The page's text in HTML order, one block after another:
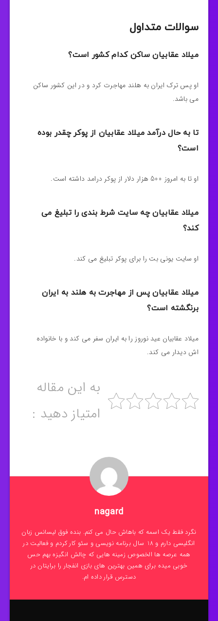
سوالات متداول
میلاد عقابیان ساکن کدام کشور است؟
او پس ترک ایران به هلند مهاجرت کرد و در این کشور ساکن
می باشد.
تا به حال درآمد میلاد عقابیان از پوکر چقدر بوده
است؟
او تا به امروز 500 هزار دلار از پوکر درامد داشته است.
میلاد عقابیان چه سایت شرط بندی را تبلیغ می
کند؟
او سایت یونی بت را برای پوکر تبلیغ می کند.
میلاد عقابیان پس از مهاجرت به هلند به ایران
برنگشته است؟
میلاد عقابیان عید نوروز را به ایران سفر می کند و با خانواده
اش دیدار می کند.
به این مقاله
امتیاز دهید :
nagard
نگرد فقط یک اسمه که باهاش حال می کنم. بنده فوق لیسانس زبان
انگلیسی دارم و 18 سال برنامه نویسی و سئو کار کردم و فعالیت در
همه عرصه ها الخصوص زمینه هایی که چالش انگیزه بهم حس
خوبی میده برای همین بهترین های بازی انفجار را برایتان در
دسترس قرار داده ام.